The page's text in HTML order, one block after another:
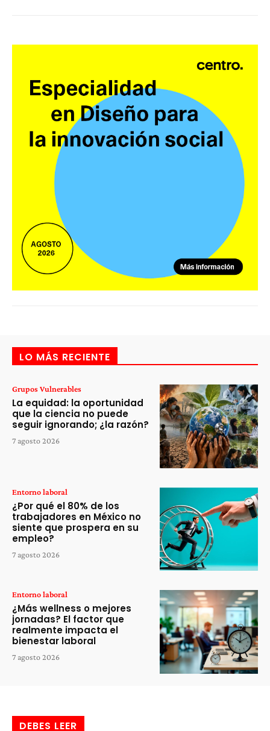
LO MÁS RECIENTE
Grupos Vulnerables
La equidad: la oportunidad
que la ciencia no puede
seguir ignorando; ¿la razón?
7 agosto 2026
Entorno laboral
¿Por qué el 80% de los
trabajadores en México no
siente que prospera en su
empleo?
7 agosto 2026
Entorno laboral
¿Más wellness o mejores
jornadas? El factor que
realmente impacta el
bienestar laboral
7 agosto 2026
DEBES LEER